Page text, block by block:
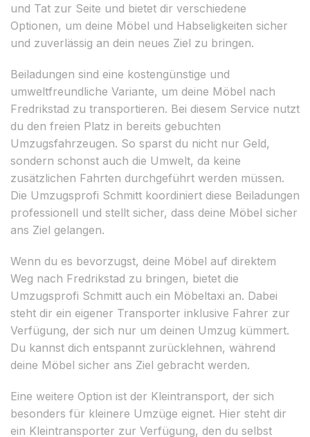
und Tat zur Seite und bietet dir verschiedene
Optionen, um deine Möbel und Habseligkeiten sicher
und zuverlässig an dein neues Ziel zu bringen.
Beiladungen sind eine kostengünstige und
umweltfreundliche Variante, um deine Möbel nach
Fredrikstad zu transportieren. Bei diesem Service nutzt
du den freien Platz in bereits gebuchten
Umzugsfahrzeugen. So sparst du nicht nur Geld,
sondern schonst auch die Umwelt, da keine
zusätzlichen Fahrten durchgeführt werden müssen.
Die Umzugsprofi Schmitt koordiniert diese Beiladungen
professionell und stellt sicher, dass deine Möbel sicher
ans Ziel gelangen.
Wenn du es bevorzugst, deine Möbel auf direktem
Weg nach Fredrikstad zu bringen, bietet die
Umzugsprofi Schmitt auch ein Möbeltaxi an. Dabei
steht dir ein eigener Transporter inklusive Fahrer zur
Verfügung, der sich nur um deinen Umzug kümmert.
Du kannst dich entspannt zurücklehnen, während
deine Möbel sicher ans Ziel gebracht werden.
Eine weitere Option ist der Kleintransport, der sich
besonders für kleinere Umzüge eignet. Hier steht dir
ein Kleintransporter zur Verfügung, den du selbst